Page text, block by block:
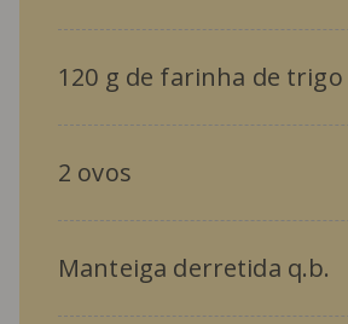
120 g de farinha de trigo
2 ovos
Manteiga derretida q.b.